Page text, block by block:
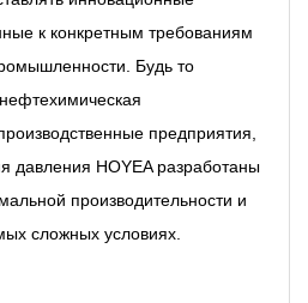
к конкретным требованиям
Будь то
предприятия,
давления HOYEA разработаны
производительности и
сложных условиях.